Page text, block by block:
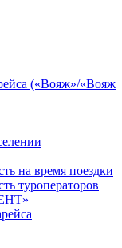
(«Вояж»/«Вояж
на время поездки
туроператоров